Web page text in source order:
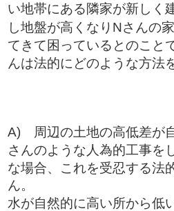
い地帯にある隣家が新しく
し地盤が高くなりNさんの
てきて困っているとのこと
んは法的にどのような方法
A) 周辺の土地の高低差が
さんのような人為的工事を
な場合、これを受忍する法
ん。
水が自然的に高い所から低